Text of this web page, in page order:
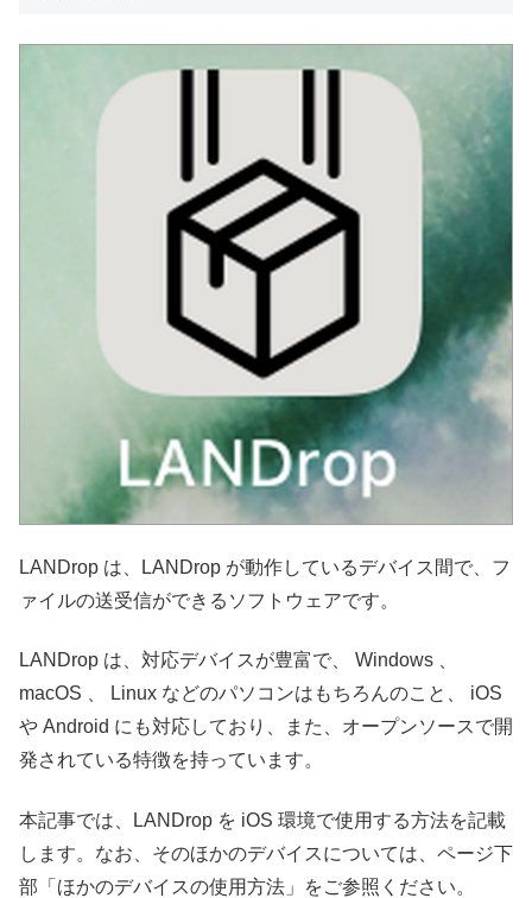
LANDrop は、LANDrop が動作しているデバイス間で、フ
ァイルの送受信ができるソフトウェアです。
LANDrop は、対応デバイスが豊富で、 Windows 、
macOS 、 Linux などのパソコンはもちろんのこと、 iOS
や Android にも対応しており、また、オープンソースで開
発されている特徴を持っています。
本記事では、LANDrop を iOS 環境で使用する方法を記載
します。なお、そのほかのデバイスについては、ページ下
部「ほかのデバイスの使用方法」をご参照ください。